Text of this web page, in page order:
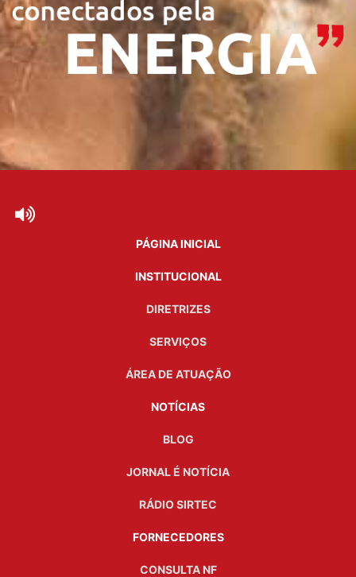
PÁGINA INICIAL
INSTITUCIONAL
DIRETRIZES
SERVIÇOS
ÁREA DE ATUAÇÃO
NOTÍCIAS
BLOG
JORNAL É NOTÍCIA
RÁDIO SIRTEC
FORNECEDORES
CONSULTA NF